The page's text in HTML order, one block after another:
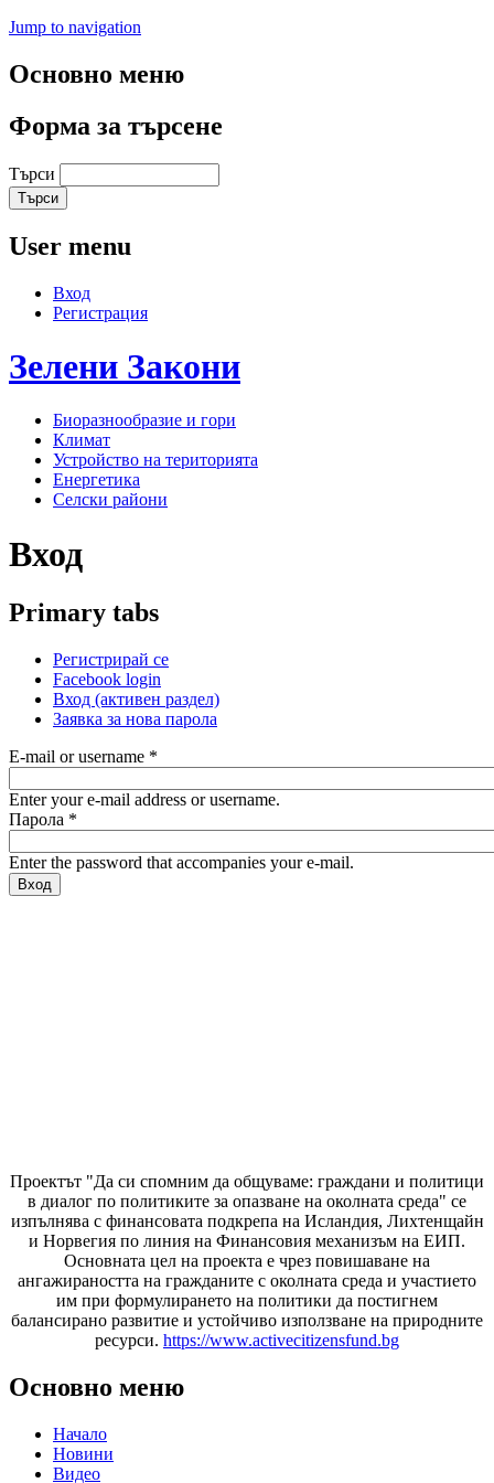
Jump to navigation
Основно меню
Форма за търсене
Търси
User menu
Вход
Регистрация
Зелени Закони
Биоразнообразие и гори
Климат
Устройство на територията
Енергетика
Селски райони
Вход
Primary tabs
Регистрирай се
Facebook login
Вход (активен раздел)
Заявка за нова парола
E-mail or username *
Enter your e-mail address or username.
Парола *
Enter the password that accompanies your e-mail.
Проектът "Да си спомним да общуваме: граждани и политици
в диалог по политиките за опазване на околната среда" се
изпълнява с финансовата подкрепа на Исландия, Лихтенщайн
и Норвегия по линия на Финансовия механизъм на ЕИП.
Основната цел на проекта е чрез повишаване на
ангажираността на гражданите с околната среда и участието
им при формулирането на политики да постигнем
балансирано развитие и устойчиво използване на природните
ресурси. https://www.activecitizensfund.bg
Основно меню
Начало
Новини
Видео